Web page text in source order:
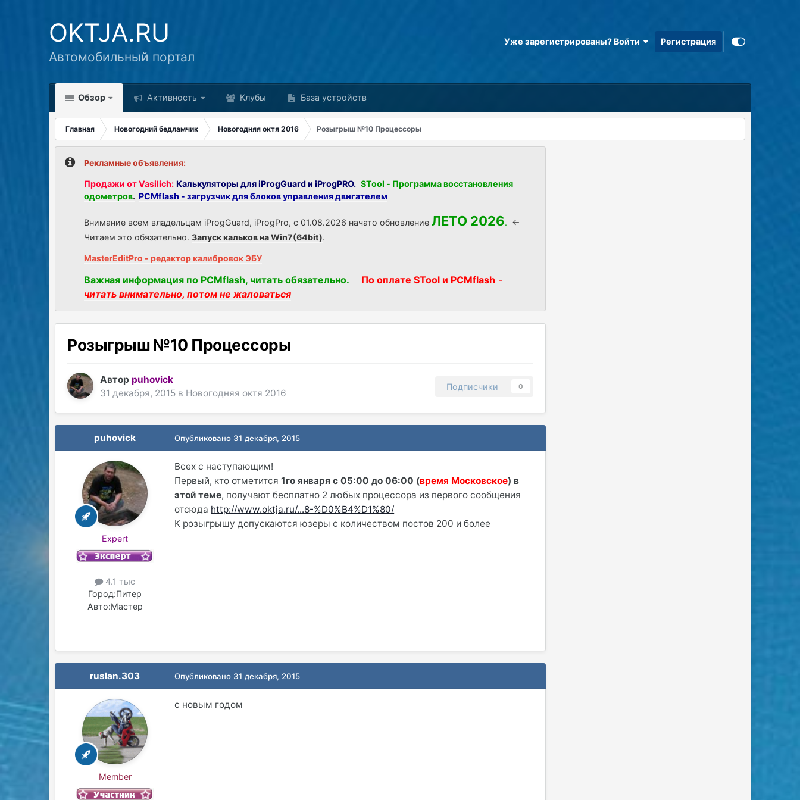
OKTJA.RU
Автомобильный портал
Уже зарегистрированы? Войти Регистрация
Обзор Активность Клубы База устройств
Главная Новогодний бедламчик Новогодняя октя 2016 Розыгрыш №10 Процессоры
Рекламные объявления:
Продажи от Vasilich: Калькуляторы для iProgGuard и iProgPRO. STool - Программа восстановления
одометров. PCMflash - загрузчик для блоков управления двигателем
Внимание всем владельцам iProgGuard, iProgPro, с 01.08.2026 начато обновлениеЛЕТО 2026. <-
Читаем это обязательно.Запуск кальков на Win7(64bit).
MasterEditPro - редактор калибровок ЭБУ
Важная информация по PCMflash, читать обязательно. По оплате STool и PCMflash -
читать внимательно, потом не жаловаться
Розыгрыш №10 Процессоры
Автор puhovick
31 декабря, 2015 в Новогодняя октя 2016
Подписчики 0
puhovick
Expert
4.1 тыс
Город:Питер
Авто:Мастер
Опубликовано 31 декабря, 2015
Всех с наступающим!
Первый, кто отметится1го января с 05:00 до 06:00 (время Московское) в
этой теме, получают бесплатно 2 любых процессора из первого сообщения
отсюда http://www.oktja.ru/...8-%D0%B4%D1%80/
К розыгрышу допускаются юзеры с количеством постов 200 и более
ruslan.303
Member
Опубликовано 31 декабря, 2015
с новым годом